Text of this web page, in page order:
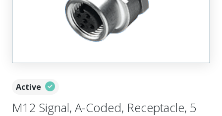
Active
M12 Signal, A-Coded, Receptacle, 5